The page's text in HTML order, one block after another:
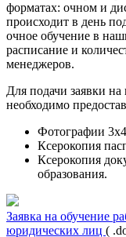
форматах: очном и
происходит в день
очное обучение в
расписание и
менеджеров.
Для подачи заявки
необходимо
Фотографии
Ксерокопия
Ксерокопия
образования.
Заявка на обучение
юридических лиц (